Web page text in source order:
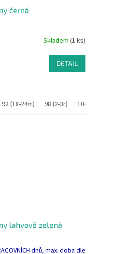
116 122 128 134 140
černá
Skladem (1 ks)
DETAIL
92 (18-24m) 98 (2-3r) 104 (3-4r)
lahvově zelená
dnů, max. doba dle